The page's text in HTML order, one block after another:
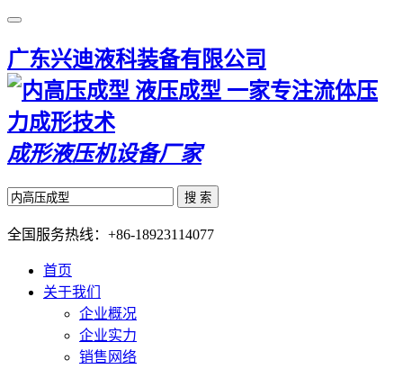
广东兴迪液科装备有限公司
一家专注流体压
力成形技术
成形液压机设备厂家
搜 索
全国服务热线： +86-18923114077
首页
关于我们
企业概况
企业实力
销售网络